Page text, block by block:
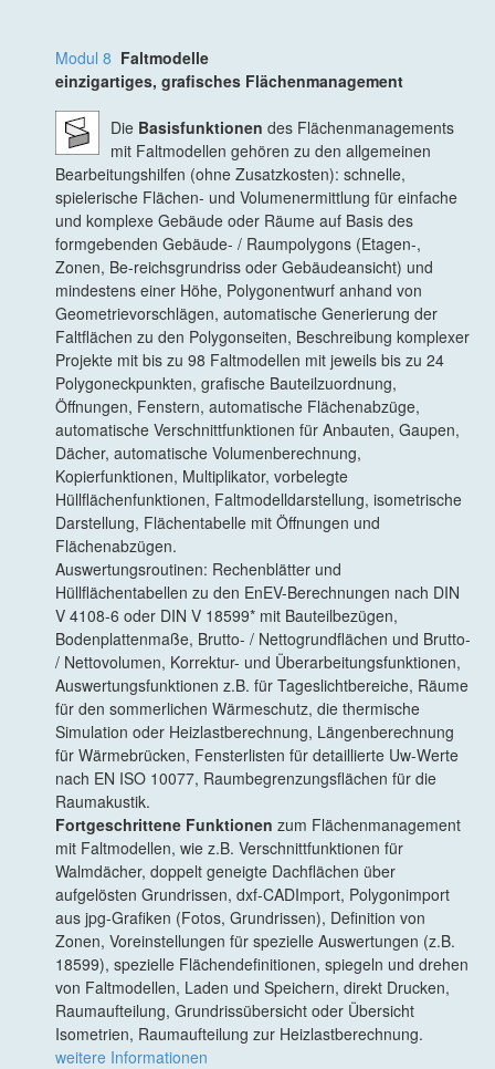
Modul 8 Faltmodelle
einzigartiges, grafisches Flächenmanagement
Die Basisfunktionen des Flächenmanagements
mit Faltmodellen gehören zu den allgemeinen
Bearbeitungshilfen (ohne Zusatzkosten): schnelle,
spielerische Flächen- und Volumenermittlung für einfache
und komplexe Gebäude oder Räume auf Basis des
formgebenden Gebäude- / Raumpolygons (Etagen-,
Zonen, Be-reichsgrundriss oder Gebäudeansicht) und
mindestens einer Höhe, Polygonentwurf anhand von
Geometrievorschlägen, automatische Generierung der
Faltflächen zu den Polygonseiten, Beschreibung komplexer
Projekte mit bis zu 98 Faltmodellen mit jeweils bis zu 24
Polygoneckpunkten, grafische Bauteilzuordnung,
Öffnungen, Fenstern, automatische Flächenabzüge,
automatische Verschnittfunktionen für Anbauten, Gaupen,
Dächer, automatische Volumenberechnung,
Kopierfunktionen, Multiplikator, vorbelegte
Hüllflächenfunktionen, Faltmodelldarstellung, isometrische
Darstellung, Flächentabelle mit Öffnungen und
Flächenabzügen.
Auswertungsroutinen: Rechenblätter und
Hüllflächentabellen zu den EnEV-Berechnungen nach DIN
V 4108-6 oder DIN V 18599* mit Bauteilbezügen,
Bodenplattenmaße, Brutto- / Nettogrundflächen und Brutto-
/ Nettovolumen, Korrektur- und Überarbeitungsfunktionen,
Auswertungsfunktionen z.B. für Tageslichtbereiche, Räume
für den sommerlichen Wärmeschutz, die thermische
Simulation oder Heizlastberechnung, Längenberechnung
für Wärmebrücken, Fensterlisten für detaillierte Uw-Werte
nach EN ISO 10077, Raumbegrenzungsflächen für die
Raumakustik.
Fortgeschrittene Funktionen zum Flächenmanagement
mit Faltmodellen, wie z.B. Verschnittfunktionen für
Walmdächer, doppelt geneigte Dachflächen über
aufgelösten Grundrissen, dxf-CADImport, Polygonimport
aus jpg-Grafiken (Fotos, Grundrissen), Definition von
Zonen, Voreinstellungen für spezielle Auswertungen (z.B.
18599), spezielle Flächendefinitionen, spiegeln und drehen
von Faltmodellen, Laden und Speichern, direkt Drucken,
Raumaufteilung, Grundrissübersicht oder Übersicht
Isometrien, Raumaufteilung zur Heizlastberechnung.
weitere Informationen